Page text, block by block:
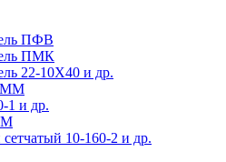
ПФВ
ПМК
22-10Х40 и др.
1 и др.
10-160-2 и др.